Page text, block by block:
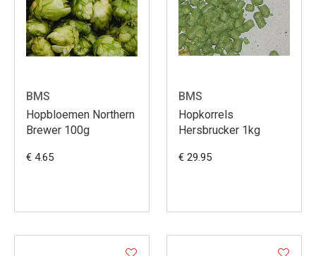
BMS
Hopbloemen Northern
Brewer 100g
€ 4.65
BMS
Hopkorrels
Hersbrucker 1kg
€ 29.95